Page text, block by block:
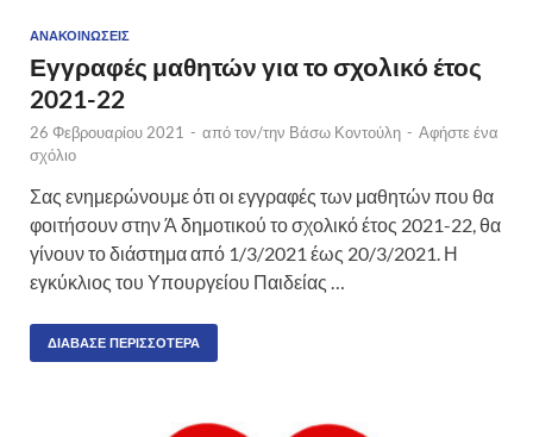
ΑΝΑΚΟΙΝΏΣΕΙΣ
Εγγραφές μαθητών για το σχολικό έτος
2021-22
26 Φεβρουαρίου 2021 - από τον/την Βάσω Κοντούλη - Αφήστε ένα
σχόλιο
Σας ενημερώνουμε ότι οι εγγραφές των μαθητών που θα
φοιτήσουν στην Ά δημοτικού το σχολικό έτος 2021-22, θα
γίνουν το διάστημα από 1/3/2021 έως 20/3/2021. Η
εγκύκλιος του Υπουργείου Παιδείας …
ΔΙΆΒΑΣΕ ΠΕΡΙΣΣΌΤΕΡΑ